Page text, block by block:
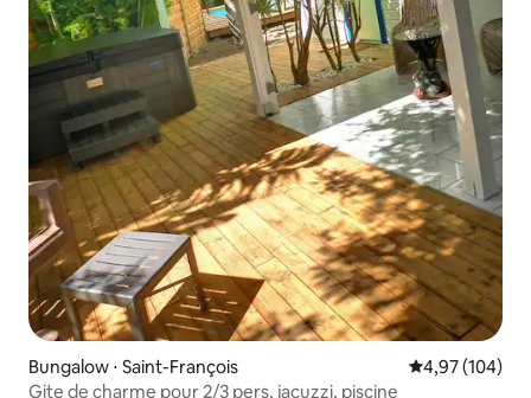
Bungalow ⋅ Saint-François Évaluation
4,97 (104)
Gite de charme pour 2/3 pers, jacuzzi, piscine